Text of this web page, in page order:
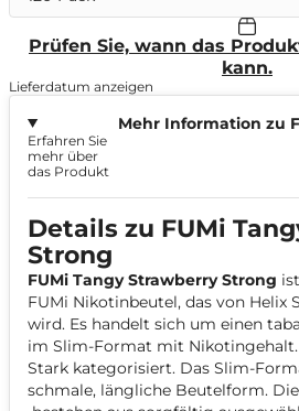
Prüfen Sie, wann das
kann.
Lieferdatum anzeigen
Mehr Information zu
Erfahren Sie
mehr über
das Produkt
Details zu FUMi
Strong
FUMi Tangy Strawberry Strong
FUMi Nikotinbeutel, das von Helix
wird. Es handelt sich um einen
im Slim-Format mit
Stark kategorisiert. Das Slim-
schmale, längliche Beutelform.